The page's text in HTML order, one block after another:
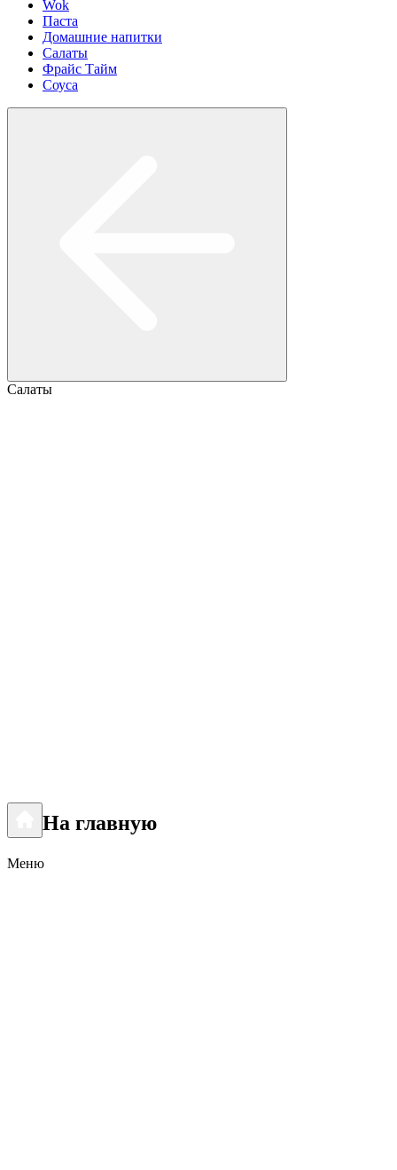
Wok
Паста
Домашние напитки
Салаты
Фрайс Тайм
Соуса
Салаты
На главную
Меню